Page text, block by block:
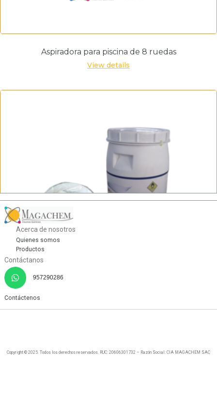
Aspiradora para piscina de 8 ruedas
View details
← 1 2 3 4 5 →
Acerca de nosotros
Quienes somos
Productos
Contáctanos
957290286
Contáctenos
Copyright © 2025. Todos los derechos reservados. RUC: 20606301732 – Razón Social: CIA MAGACHEM SAC